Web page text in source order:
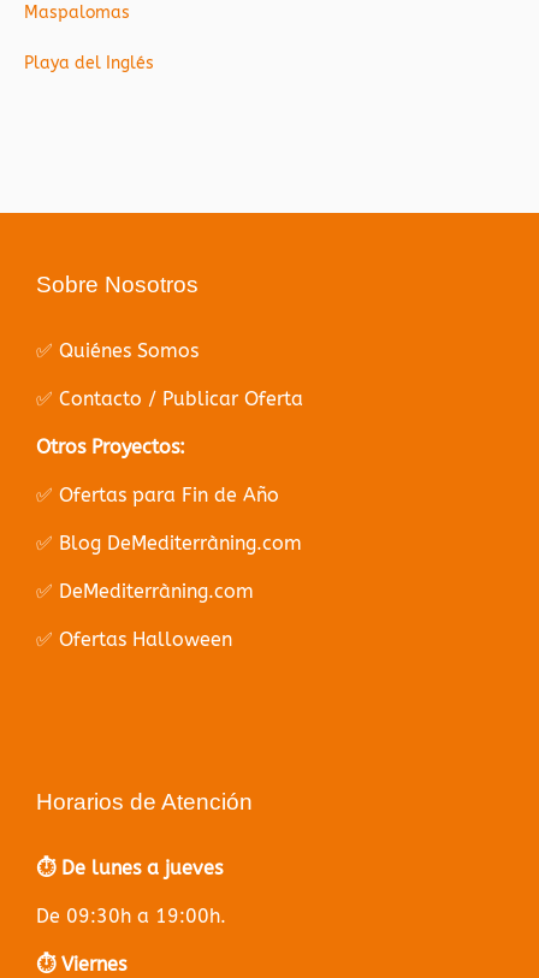
Maspalomas
Playa del Inglés
Sobre Nosotros
✅ Quiénes Somos
✅ Contacto / Publicar Oferta
Otros Proyectos:
✅ Ofertas para Fin de Año
✅ Blog DeMediterràning.com
✅ DeMediterràning.com
✅ Ofertas Halloween
Horarios de Atención
⏱️ De lunes a jueves
De 09:30h a 19:00h.
⏱️ Viernes